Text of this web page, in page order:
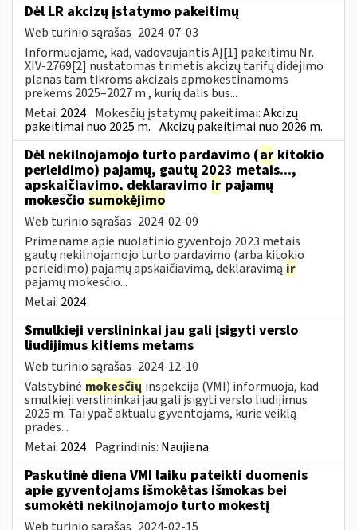
Dėl LR akcizų įstatymo pakeitimų
Web turinio sąrašas 2024-07-03
Informuojame, kad, vadovaujantis AĮ[1] pakeitimu Nr.
XIV-2769[2] nustatomas trimetis akcizų tarifų didėjimo
planas tam tikroms akcizais apmokestinamoms
prekėms 2025–2027 m., kurių dalis bus...
Metai: 2024 Mokesčių įstatymų pakeitimai:Akcizų
pakeitimai nuo 2025 m. Akcizų pakeitimai nuo 2026 m.
Dėl nekilnojamojo turto pardavimo (ar kitokio
perleidimo) pajamų, gautų 2023 metais...,
apskaičiavimo, deklaravimo ir pajamų
mokesčio sumokėjimo
Web turinio sąrašas 2024-02-09
Primename apie nuolatinio gyventojo 2023 metais
gautų nekilnojamojo turto pardavimo (arba kitokio
perleidimo) pajamų apskaičiavimą, deklaravimą ir
pajamų mokesčio...
Metai: 2024
Smulkieji verslininkai jau gali įsigyti verslo
liudijimus kitiems metams
Web turinio sąrašas 2024-12-10
Valstybinė mokesčių inspekcija (VMI) informuoja, kad
smulkieji verslininkai jau gali įsigyti verslo liudijimus
2025 m. Tai ypač aktualu gyventojams, kurie veiklą
pradės...
Metai: 2024 Pagrindinis: Naujiena
Paskutinė diena VMI laiku pateikti duomenis
apie gyventojams išmokėtas išmokas bei
sumokėti nekilnojamojo turto mokestį
Web turinio sąrašas 2024-02-15